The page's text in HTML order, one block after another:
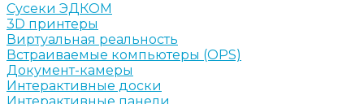
Сусеки ЭДКОМ
3D принтеры
Виртуальная реальность
Встраиваемые компьютеры (OPS)
Документ-камеры
Интерактивные доски